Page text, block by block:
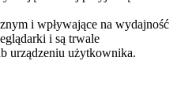
i wpływające na wydajność
i są trwale
urządzeniu użytkownika.